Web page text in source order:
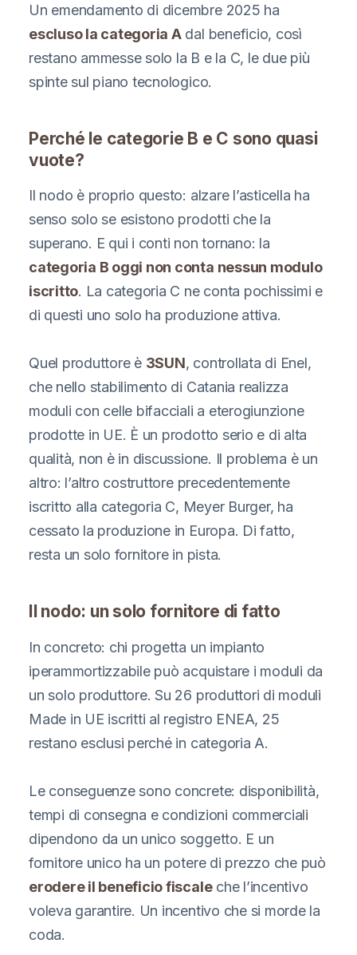
Un emendamento di dicembre 2025 ha
escluso la categoria Adal beneficio, così
restano ammesse solo la B e la C, le due più
spinte sul piano tecnologico.
Perché le categorie B e C sono quasi
vuote?
Il nodo è proprio questo: alzare l’asticella ha
senso solo se esistono prodotti che la
superano. E qui i conti non tornano: la
categoria B oggi non conta nessun modulo
iscritto. La categoria C ne conta pochissimi e
di questi uno solo ha produzione attiva.
Quel produttore è 3SUN, controllata di Enel,
che nello stabilimento di Catania realizza
moduli con celle bifacciali a eterogiunzione
prodotte in UE. È un prodotto serio e di alta
qualità, non è in discussione. Il problema è un
altro: l’altro costruttore precedentemente
iscritto alla categoria C, Meyer Burger, ha
cessato la produzione in Europa. Di fatto,
resta un solo fornitore in pista.
Il nodo: un solo fornitore di fatto
In concreto: chi progetta un impianto
iperammortizzabile può acquistare i moduli da
un solo produttore. Su 26 produttori di moduli
Made in UE iscritti al registro ENEA, 25
restano esclusi perché in categoria A.
Le conseguenze sono concrete: disponibilità,
tempi di consegna e condizioni commerciali
dipendono da un unico soggetto. E un
fornitore unico ha un potere di prezzo che può
erodere il beneficio fiscaleche l’incentivo
voleva garantire. Un incentivo che si morde la
coda.